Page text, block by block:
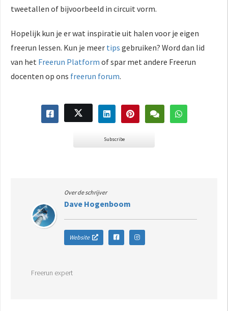
tweetallen of bijvoorbeeld in circuit vorm.
Hopelijk kun je er wat inspiratie uit halen voor je eigen
freerun lessen. Kun je meer tips gebruiken? Word dan lid
van het Freerun Platform of spar met andere Freerun
docenten op ons freerun forum.
Subscribe
Over de schrijver
Dave Hogenboom
Website
Freerun expert